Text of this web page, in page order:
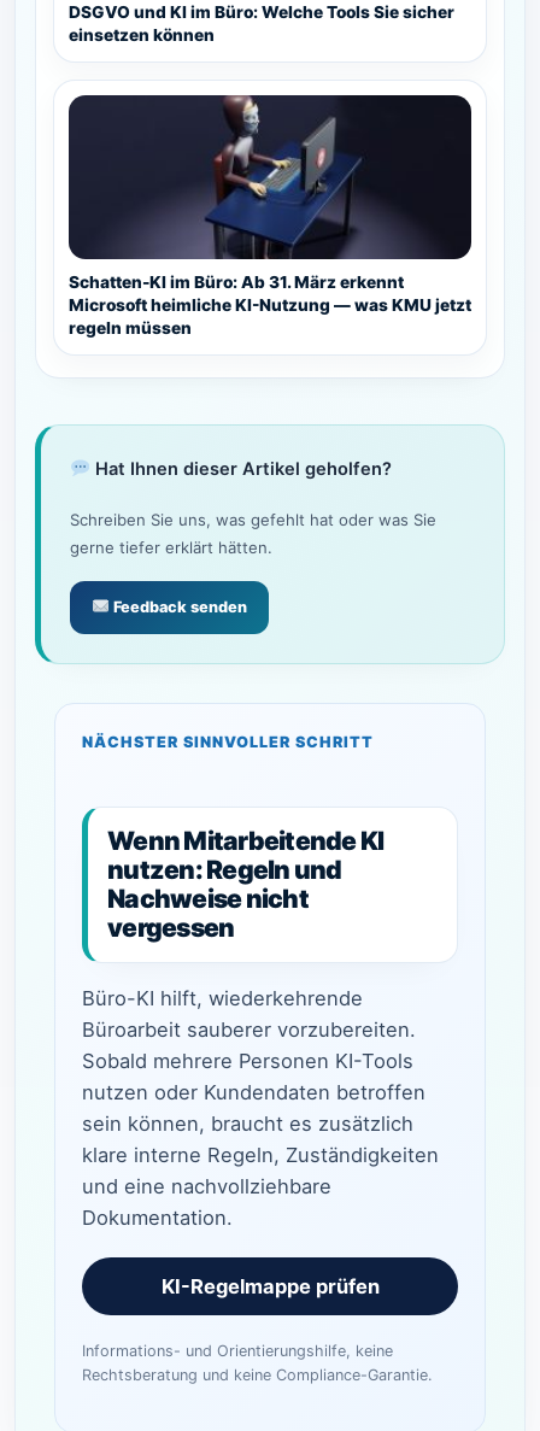
DSGVO und KI im Büro: Welche Tools Sie sicher
einsetzen können
Schatten-KI im Büro: Ab 31. März erkennt
Microsoft heimliche KI-Nutzung — was KMU jetzt
regeln müssen
Hat Ihnen dieser Artikel geholfen?
Schreiben Sie uns, was gefehlt hat oder was Sie
gerne tiefer erklärt hätten.
Feedback senden
NÄCHSTER SINNVOLLER SCHRITT
Wenn Mitarbeitende KI
nutzen: Regeln und
Nachweise nicht
vergessen
Büro-KI hilft, wiederkehrende
Büroarbeit sauberer vorzubereiten.
Sobald mehrere Personen KI-Tools
nutzen oder Kundendaten betroffen
sein können, braucht es zusätzlich
klare interne Regeln, Zuständigkeiten
und eine nachvollziehbare
Dokumentation.
KI-Regelmappe prüfen
Informations- und Orientierungshilfe, keine
Rechtsberatung und keine Compliance-Garantie.